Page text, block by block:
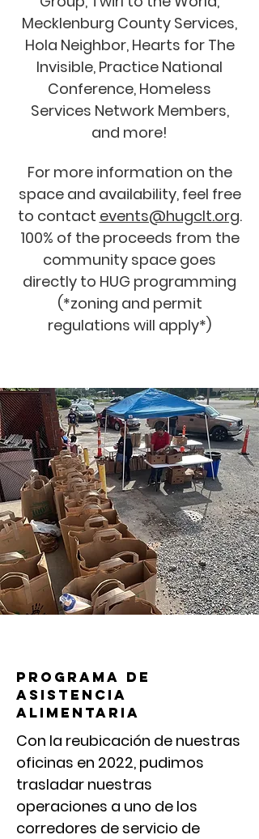
Mecklenburg County Services,
Hola Neighbor, Hearts for The
Invisible, Practice National
Conference, Homeless
Services Network Members,
and more!
For more information on the
space and availability, feel free
to contact events@hugclt.org.
100% of the proceeds from the
community space goes
directly to HUG programming
(*zoning and permit
regulations will apply*)
PROGRAMA DE
ASISTENCIA
ALIMENTARIA
Con la reubicación de nuestras
oficinas en 2022, pudimos
trasladar nuestras
operaciones a uno de los
corredores de servicio de